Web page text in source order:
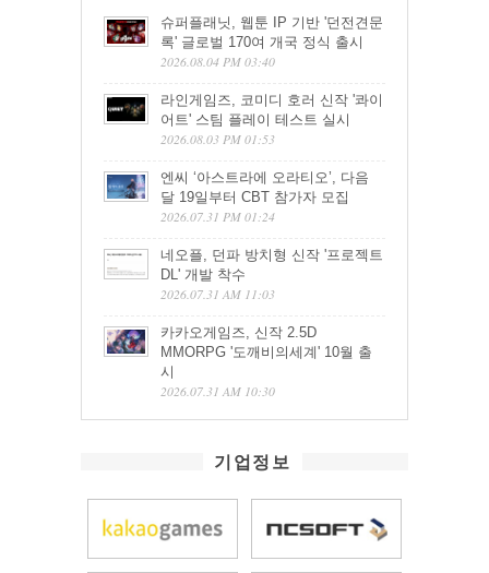
슈퍼플래닛, 웹툰 IP 기반 '던전견문
록' 글로벌 170여 개국 정식 출시
2026.08.04 PM 03:40
라인게임즈, 코미디 호러 신작 '콰이
어트' 스팀 플레이 테스트 실시
2026.08.03 PM 01:53
엔씨 ‘아스트라에 오라티오’, 다음
달 19일부터 CBT 참가자 모집
2026.07.31 PM 01:24
네오플, 던파 방치형 신작 '프로젝트
DL' 개발 착수
2026.07.31 AM 11:03
카카오게임즈, 신작 2.5D
MMORPG '도깨비의세계' 10월 출
시
2026.07.31 AM 10:30
기업정보